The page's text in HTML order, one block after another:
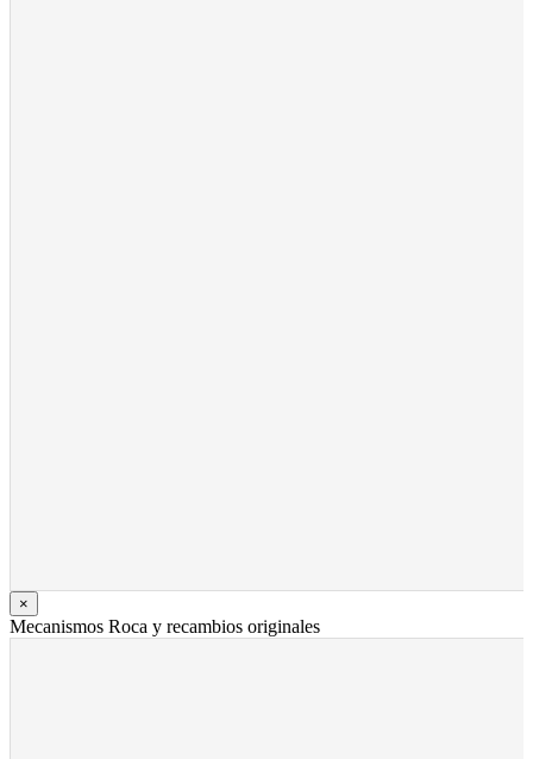
×
Mecanismos Roca y recambios originales